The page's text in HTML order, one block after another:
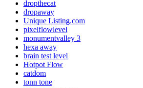
dropthecat
dropaway
Unique Listing.com
pixelflowlevel
monumentvalley 3
hexa away
brain test level
Hotpot Flow
catdom
tonn tone